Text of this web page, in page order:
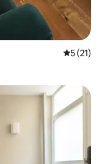
平均评分
5 (21)